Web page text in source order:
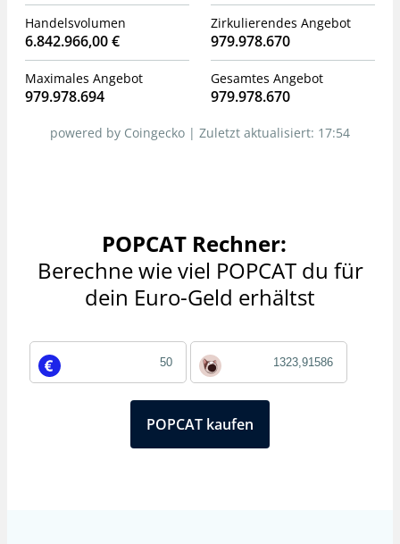
Handelsvolumen
6.842.966,00 €
Maximales Angebot
979.978.694
Zirkulierendes Angebot
979.978.670
Gesamtes Angebot
979.978.670
powered by Coingecko | Zuletzt aktualisiert: 17:54
POPCAT Rechner:
Berechne wie viel POPCAT du für
dein Euro-Geld erhältst
POPCAT kaufen